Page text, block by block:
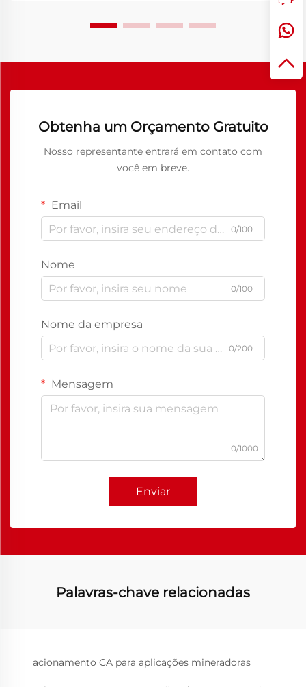
Obtenha um Orçamento Gratuito
Nosso representante entrará em contato com
você em breve.
Email
0/100
Nome
0/100
Nome da empresa
0/200
Mensagem
0/1000
Enviar
Palavras-chave relacionadas
acionamento CA para aplicações mineradoras